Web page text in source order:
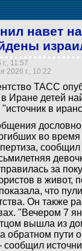
навет
11:57
2026 г., 10:22
ТАСС
Иране детей
в
во
за
в живот,
что
Он также
"Вечером 7
вышла из
обратном пути
сообщил